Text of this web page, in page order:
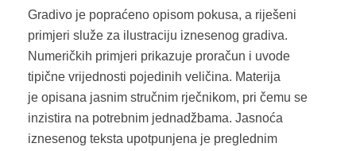
Gradivo je popraćeno opisom pokusa, a riješeni
primjeri služe za ilustraciju iznesenog gradiva.
Numeričkih primjeri prikazuje proračun i uvode
tipične vrijednosti pojedinih veličina. Materija
je opisana jasnim stručnim rječnikom, pri čemu se
inzistira na potrebnim jednadžbama. Jasnoća
iznesenog teksta upotpunjena je preglednim